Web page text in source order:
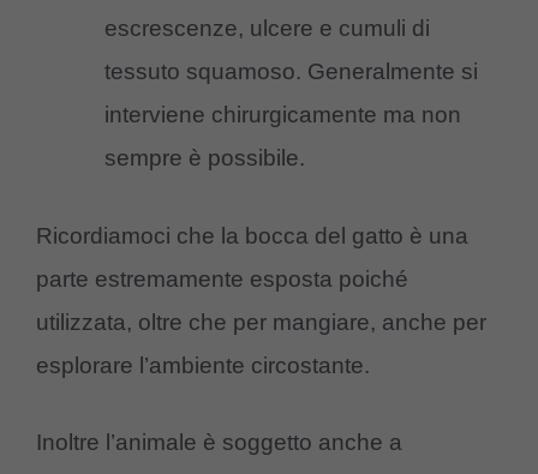
escrescenze, ulcere e cumuli di
tessuto squamoso. Generalmente si
interviene chirurgicamente ma non
sempre è possibile.
Ricordiamoci che la bocca del gatto è una
parte estremamente esposta poiché
utilizzata, oltre che per mangiare, anche per
esplorare l’ambiente circostante.
Inoltre l’animale è soggetto anche a